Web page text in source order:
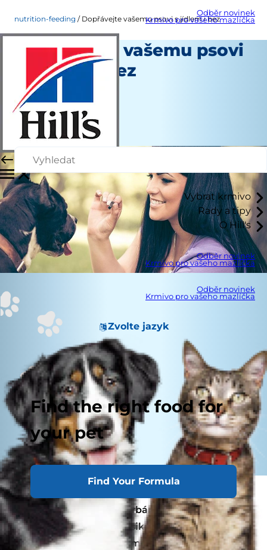
Odběr novinek
Krmivo pro vašeho mazlíčka
Vybrat krmivo
Rady a tipy
O Hill's
Odběr novinek
Krmivo pro vašeho mazlíčka
Odběr novinek
Krmivo pro vašeho mazlíčka
Zvolte jazyk
Find the right food for
your pet
Find Your Formula
nutrition-feeding Dopřávejte vašemu psovi s jídlem i bez
Dopřávejte vašemu psovi
s jídlem i bez
Výživa a krmení
Erin Ollila
|
Březen 15, 2016
Když milujete svého psa, chcete ho
rozmazlovat objetím, drbáním a zdravými
pamlsky, kdykoliv je to šikovný pes. Ale víte,
jaké psí pamlsky byste měli kupovat?